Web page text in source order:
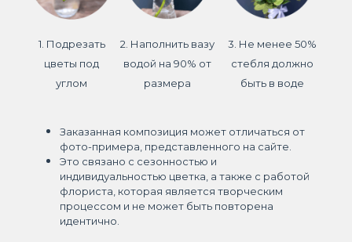
1. Подрезать
цветы под
углом
2. Наполнить вазу
водой на 90% от
размера
3. Не менее 50%
стебля должно
быть в воде
Заказанная композиция может отличаться от
фото-примера, представленного на сайте.
Это связано с сезонностью и
индивидуальностью цветка, а также с работой
флориста, которая является творческим
процессом и не может быть повторена
идентично.